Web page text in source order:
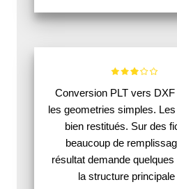
Conversion PLT vers
les geometries simples.
bien restitués. Sur des
beaucoup de
résultat demande
la structure